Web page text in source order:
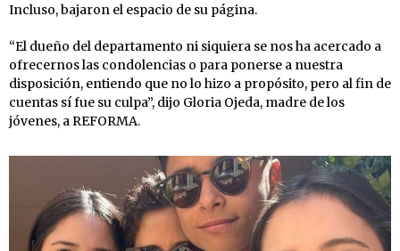
Incluso, bajaron el espacio de su página.
“El dueño del departamento ni siquiera se nos ha acercado a
ofrecernos las condolencias o para ponerse a nuestra
disposición, entiendo que no lo hizo a propósito, pero al fin de
cuentas sí fue su culpa”, dijo Gloria Ojeda, madre de los
jóvenes, a REFORMA.